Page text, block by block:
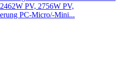
PC-Micro/-Mini...